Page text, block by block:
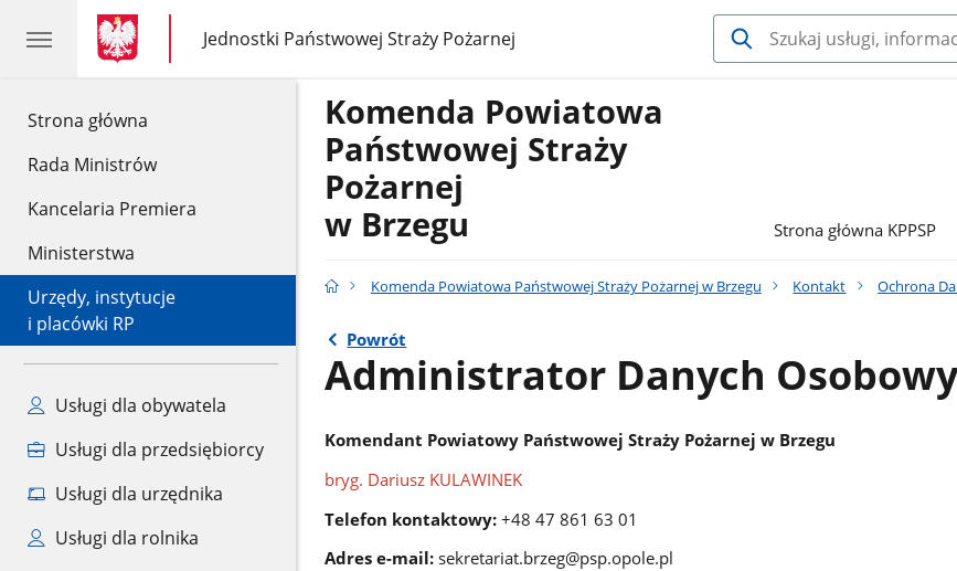
Strona główna
Rada Ministrów
Kancelaria Premiera
Ministerstwa
Urzędy, instytucje
i placówki RP
Usługi dla obywatela
Usługi dla przedsiębiorcy
Usługi dla urzędnika
Usługi dla rolnika
gov.pl
gov.pl
Jednostki Państwowej Straży Pożarnej
gov.pl
Jednostki
Państwowej
Komenda Powiatowa
Państwowej Straży
Pożarnej
w Brzegu
Strona główna KPPSP
Komenda Powiatowa Państwowej Straży Pożarnej w Brzegu Kontakt Ochrona
Powrót
Administrator Danych
Komendant Powiatowy Państwowej Straży Pożarnej w Brzegu
bryg. Dariusz KULAWINEK
Telefon kontaktowy:+48 47 861 63 01
Adres e-mail:sekretariat.brzeg@psp.opole.pl